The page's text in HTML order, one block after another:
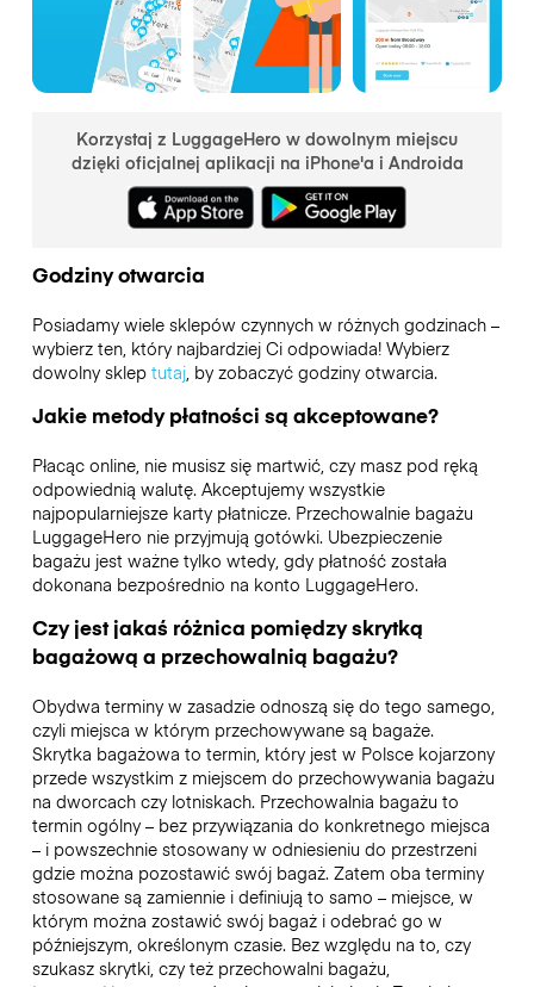
Korzystaj z LuggageHero w dowolnym miejscu
dzięki oficjalnej aplikacji na iPhone'a i Androida
Godziny otwarcia
Posiadamy wiele sklepów czynnych w różnych godzinach –
wybierz ten, który najbardziej Ci odpowiada! Wybierz
dowolny sklep tutaj, by zobaczyć godziny otwarcia.
Jakie metody płatności są akceptowane?
Płacąc online, nie musisz się martwić, czy masz pod ręką
odpowiednią walutę. Akceptujemy wszystkie
najpopularniejsze karty płatnicze. Przechowalnie bagażu
LuggageHero nie przyjmują gotówki. Ubezpieczenie
bagażu jest ważne tylko wtedy, gdy płatność została
dokonana bezpośrednio na konto LuggageHero.
Czy jest jakaś różnica pomiędzy skrytką
bagażową a przechowalnią bagażu?
Obydwa terminy w zasadzie odnoszą się do tego samego,
czyli miejsca w którym przechowywane są bagaże.
Skrytka bagażowa to termin, który jest w Polsce kojarzony
przede wszystkim z miejscem do przechowywania bagażu
na dworcach czy lotniskach. Przechowalnia bagażu to
termin ogólny – bez przywiązania do konkretnego miejsca
– i powszechnie stosowany w odniesieniu do przestrzeni
gdzie można pozostawić swój bagaż. Zatem oba terminy
stosowane są zamiennie i definiują to samo – miejsce, w
którym można zostawić swój bagaż i odebrać go w
późniejszym, określonym czasie. Bez względu na to, czy
szukasz skrytki, czy też przechowalni bagażu,